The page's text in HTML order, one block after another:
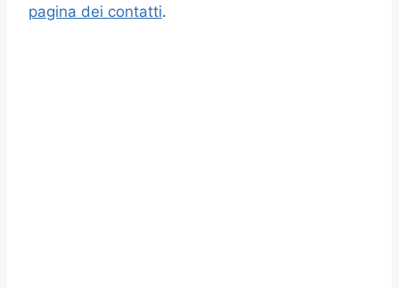
pagina dei contatti.